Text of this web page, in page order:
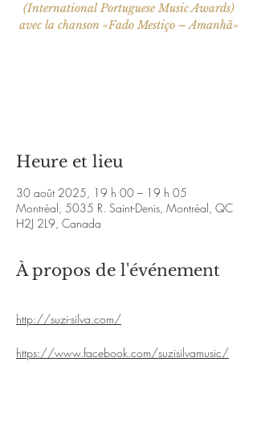
(International Portuguese Music Awards)
Heure et lieu
30 août 2025, 19 h 00 – 19 h 05
Montréal, 5035 R. Saint-Denis, Montréal, QC
H2J 2L9, Canada
À propos de l'événement
http://suzi-silva.com/
https://www.facebook.com/suzisilvamusic/